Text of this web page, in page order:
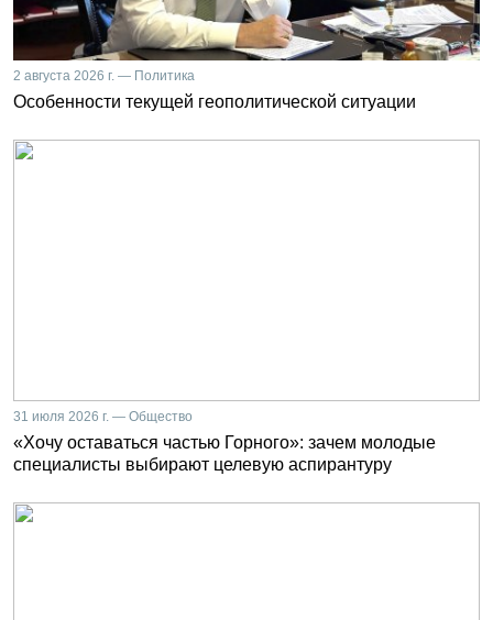
2 августа 2026 г. — Политика
Особенности текущей геополитической ситуации
31 июля 2026 г. — Общество
«Хочу оставаться частью Горного»: зачем молодые
специалисты выбирают целевую аспирантуру